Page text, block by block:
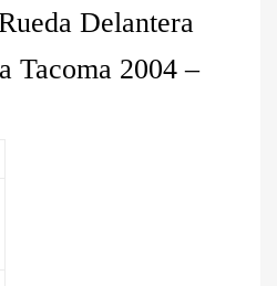
Delantera
Tacoma 2004 –